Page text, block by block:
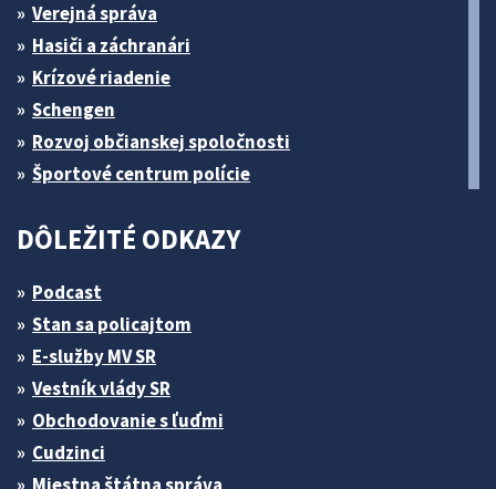
Verejná správa
Hasiči a záchranári
Krízové riadenie
Schengen
Rozvoj občianskej spoločnosti
Športové centrum polície
DÔLEŽITÉ ODKAZY
Podcast
Stan sa policajtom
E-služby MV SR
Vestník vlády SR
Obchodovanie s ľuďmi
Cudzinci